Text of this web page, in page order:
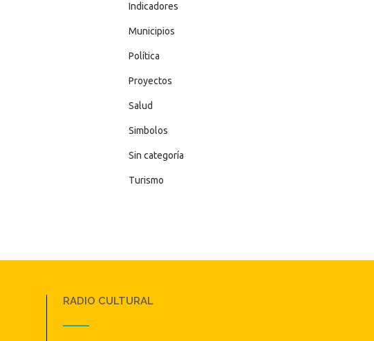
Indicadores
Municipios
Política
Proyectos
Salud
Simbolos
Sin categoría
Turismo
RADIO CULTURAL